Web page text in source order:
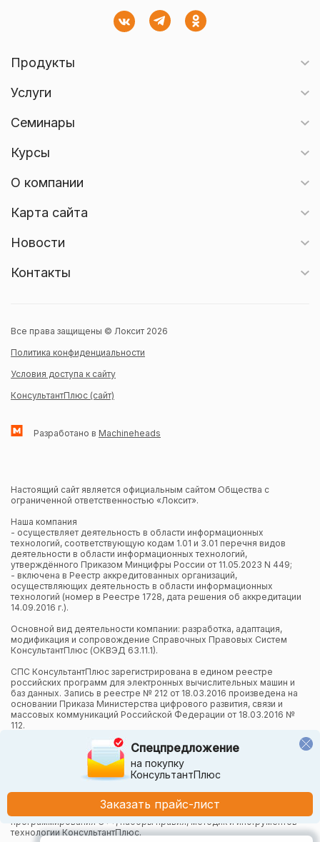
Продукты
Услуги
Семинары
Курсы
О компании
Карта сайта
Новости
Контакты
Все права защищены © Локсит 2026
Политика конфиденциальности
Условия доступа к сайту
КонсультантПлюс (сайт)
Разработано в Machineheads
Настоящий сайт является официальным сайтом Общества с
ограниченной ответственностью «Локсит».
Наша компания
- осуществляет деятельность в области информационных
технологий, соответствующую кодам 1.01 и 3.01 перечня видов
деятельности в области информационных технологий,
утверждённого Приказом Минцифры России от 11.05.2023 N 449;
- включена в Реестр аккредитованных организаций,
осуществляющих деятельность в области информационных
технологий (номер в Реестре 1728, дата решения об аккредитации
14.09.2016 г.).
Основной вид деятельности компании: разработка, адаптация,
модификация и сопровождение Справочных Правовых Систем
КонсультантПлюс (ОКВЭД 63.11.1).
СПС КонсультантПлюс зарегистрирована в едином реестре
российских программ для электронных вычислительных машин и
баз данных. Запись в реестре № 212 от 18.03.2016 произведена на
основании Приказа Министерства цифрового развития, связи и
массовых коммуникаций Российской Федерации от 18.03.2016 №
112.
Компания осуществляет также и другие виды деятельности в
области информационных технологий.
Компания в рамках осуществления деятельности в области
информационных технологий (адаптация и модификация Систем
КонсультантПлюс) использует язык программирования Python,
СУБД, относящуюся к классу NoSQL-систем на языке
программирования C++, наборы правил, методик и инструментов
технологии КонсультантПлюс.
Спецпредложение
на покупку
КонсультантПлюс
Заказать прайс-лист